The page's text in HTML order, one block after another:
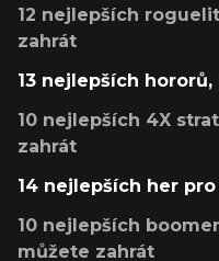
12 nejlepších
zahrát
13 nejlepších
10 nejlepších 4X
zahrát
14 nejlepších her
10 nejlepších
můžete zahrát